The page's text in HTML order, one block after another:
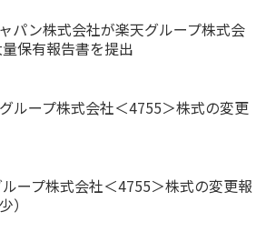
パン株式会社が楽天グループ株式会
保有報告書を提出
ループ株式会社＜4755＞株式の変更
ープ株式会社＜4755＞株式の変更報
）